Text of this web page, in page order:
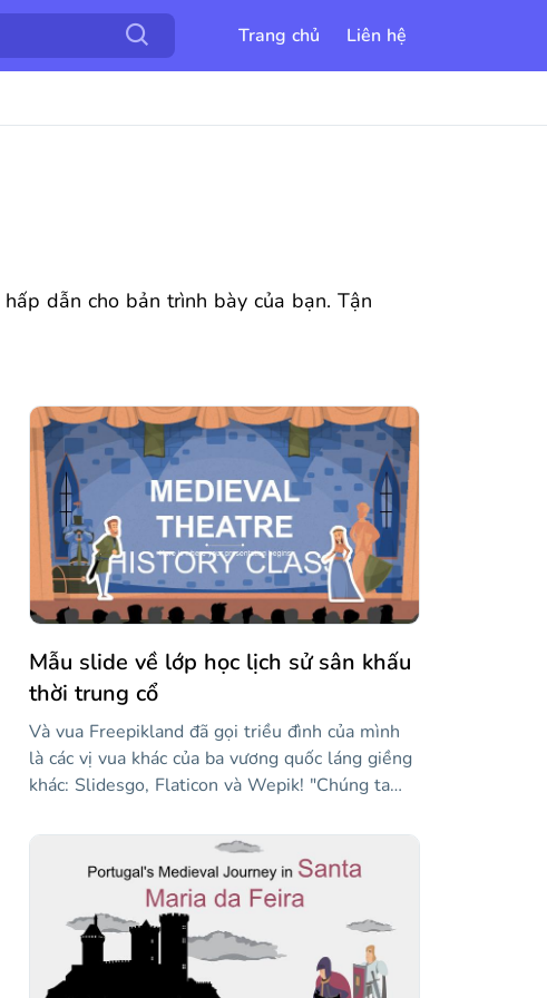
Trang chủ Liên hệ
dẫn cho bản trình bày của bạn. Tận
Mẫu slide về lớp học lịch sử sân khấu
thời trung cổ
Và vua Freepikland đã gọi triều đình của mình
là các vị vua khác của ba vương quốc láng giềng
khác: Slidesgo, Flaticon và Wepik! "Chúng ta
quản lý để chinh phục các vùng lãnh thổ khác và
mở rộng vương quốc của chúng ta." Nhà vua nói.
"Tôi tin tưởng các hiệp sĩ của chúng tôi. Khi
chúng tôi giành chiến thắng, chúng tôi sẽ ăn
mừng trong lâu đài của tôi". Anh ấy nói thêm.
Sau khi đọc điều này, bạn đã được dịch chuyển